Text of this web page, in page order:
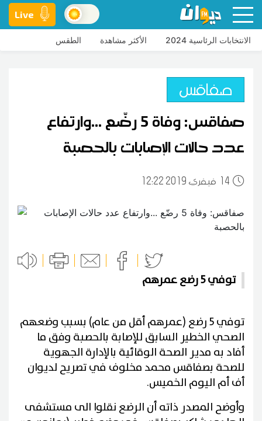
Live
الانتخابات الرئاسية 2024 الأكثر مشاهدة الطقس
صفاقس
صفاقس: وفاة 5 رضّع ...وارتفاع
عدد حالات الإصابات بالحصبة
14 12:22 2019 فيفري
توفي 5 رضع عمرهم
توفي 5 رضع (عمرهم أقل من عام) بسبب وضعهم
الصحي الخطير السابق للإصابة بالحصبة وفق ما
أفاد به مدير الصحة الوقائية بالإدارة الجهوية
للصحة بصفاقس محمد مخلوف في تصريح لديوان
أف أم اليوم الخميس.
وأوضح المصدر ذاته أن الرضع نقلوا الى مستشفى